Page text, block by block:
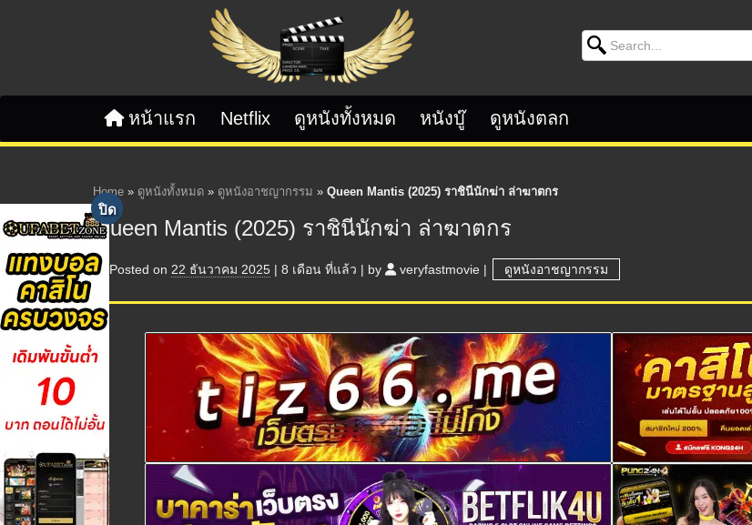
Search for:
หน้าแรก Netflix ดูหนังทั้งหมด หนังบู๊ ดูหนังตลก
Home » ดูหนังทั้งหมด » ดูหนังอาชญากรรม » Queen Mantis (2025) ราชินีนักฆ่า ล่าฆาตกร
Queen Mantis (2025) ราชินีนักฆ่า ล่าฆาตกร
Posted on 22 ธันวาคม 2025 | 8 เดือน ที่แล้ว | by veryfastmovie | ดูหนังอาชญากรรม